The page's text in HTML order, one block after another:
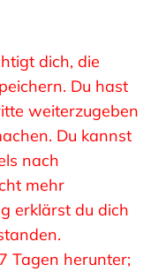
dich, die
Du hast
weiterzugeben
Du kannst
nach
mehr
erklärst du dich
Tagen herunter;